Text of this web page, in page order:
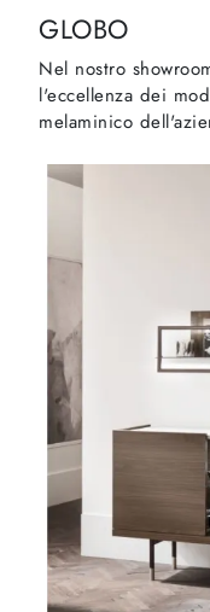
GLOBO
Nel nostro
l'eccellenza dei
melaminico